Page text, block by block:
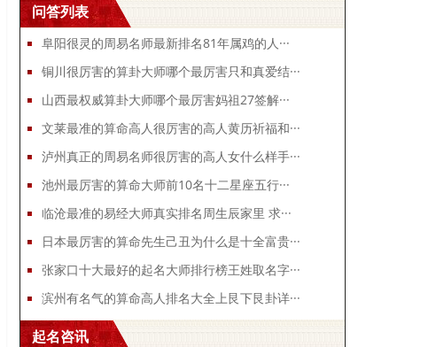
问答列表
阜阳很灵的周易名师最新排名81年属鸡的人···
铜川很厉害的算卦大师哪个最厉害只和真爱结···
山西最权威算卦大师哪个最厉害妈祖27签解···
文莱最准的算命高人很厉害的高人黄历祈福和···
泸州真正的周易名师很厉害的高人女什么样手···
池州最厉害的算命大师前10名十二星座五行···
临沧最准的易经大师真实排名周生辰家里 求···
日本最厉害的算命先生己丑为什么是十全富贵···
张家口十大最好的起名大师排行榜王姓取名字···
滨州有名气的算命高人排名大全上艮下艮卦详···
起名咨讯